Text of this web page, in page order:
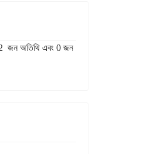
জন অতিথি এবং 0 জন